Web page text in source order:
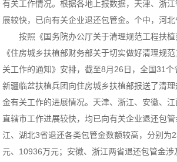
有关工作情况。根据各地上报数据，天津、浙
展较快，已向有关企业退还包管金。个中，河北
按照《国务院办公厅关于清理规范工程扶
《住房城乡扶植部财务部关于切实做好清理规
关工作的通知》安排，截至8月26日，全国31个
新疆临盆扶植兵团向住房城乡扶植部报送了清
金有关工作的进展情况。天津、浙江、安徽、江
直辖市工作进展较快，均已向有关企业退还包
江、湖北3省退还各类包管金数额较高，分别为
元、10936万元；安徽、浙江两省退还包管金